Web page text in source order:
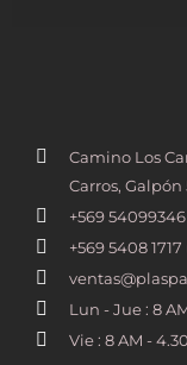
Camino Los
Carros, Galpón
+569
+569 5408
Lun - Jue : 8
Vie : 8 AM -